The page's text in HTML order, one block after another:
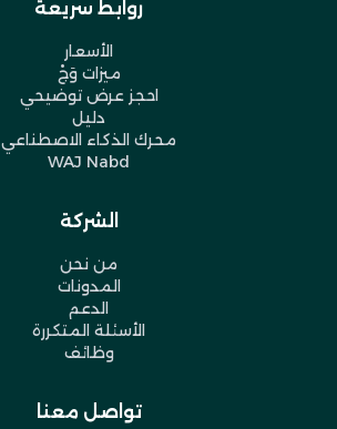
روابط سريعة
الأسعار
ميزات وَجْ
احجز عرض توضيحي
دليل
محرك الذكاء الاصطناعي
WAJ Nabd
الشركة
من نحن
المدونات
الدعم
الأسئلة المتكررة
وظائف
تواصل معنا